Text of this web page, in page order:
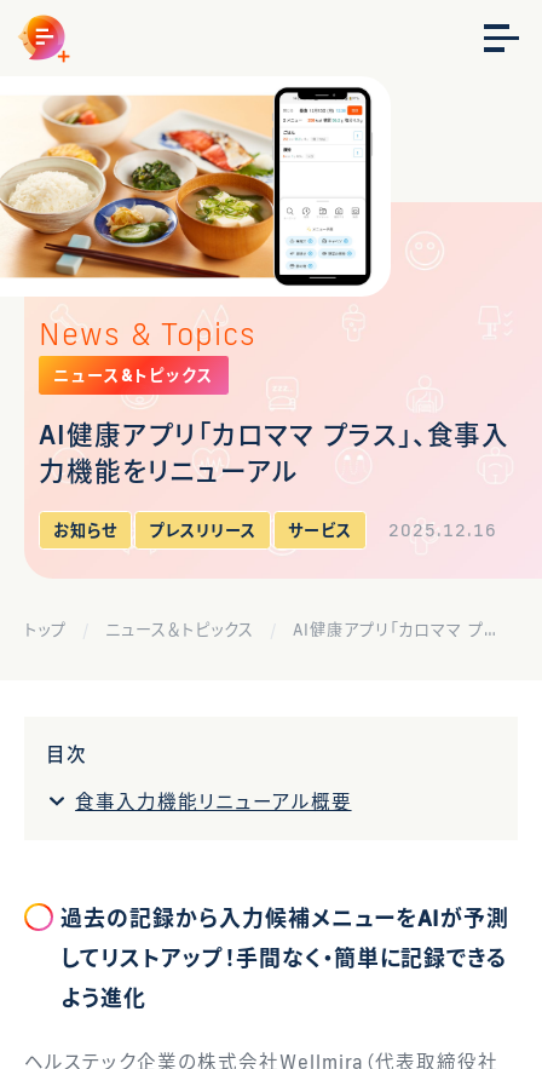
News & Topics
ニュース&トピックス
AI健康アプリ「カロママ プラス」、食事入
力機能をリニューアル
お知らせ プレスリリース サービス 2025.12.16
トップ ニュース＆トピックス AI健康アプリ「カロママ プラス」、食事入力機能をリニューアル
目次
食事入力機能リニューアル概要
過去の記録から入力候補メニューをAIが予測
してリストアップ！手間なく・簡単に記録できる
よう進化
ヘルステック企業の株式会社Wellmira（代表取締役社